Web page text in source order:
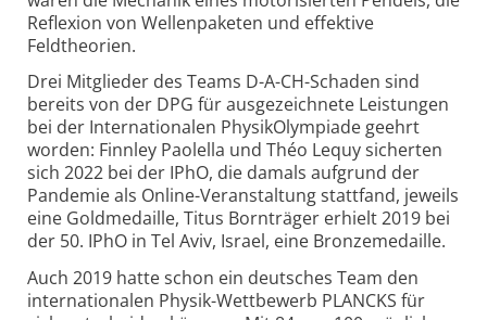
Reflexion von Wellenpaketen und effektive
Feldtheorien.
Drei Mitglieder des Teams D-A-CH-Schaden sind
bereits von der DPG für ausgezeichnete Leistungen
bei der Internationalen PhysikOlympiade geehrt
worden: Finnley Paolella und Théo Lequy sicherten
sich 2022 bei der IPhO, die damals aufgrund der
Pandemie als Online-Veranstaltung stattfand, jeweils
eine Goldmedaille, Titus Bornträger erhielt 2019 bei
der 50. IPhO in Tel Aviv, Israel, eine Bronzemedaille.
Auch 2019 hatte schon ein deutsches Team den
internationalen Physik-Wettbewerb PLANCKS für